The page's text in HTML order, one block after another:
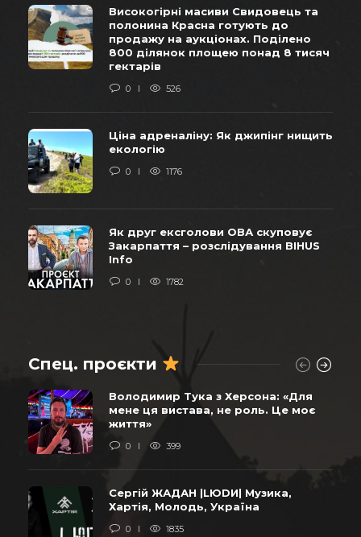
Високогірні масиви Свидовець та
полонина Красна готують до
продажу на аукціонах. Поділено
800 ділянок площею понад 8 тисяч
гектарів
0 526
Ціна адреналіну: Як джипінг нищить
екологію
0 1176
Як друг ексголови ОВА скуповує
Закарпаття – розслідування BIHUS
Info
0 1782
Спец. проєкти
Володимир Тука з Херсона: «Для
мене ця вистава, не роль. Це моє
життя»
0 399
Сергій ЖАДАН |LЮDИ| Музика,
Хартія, Молодь, Україна
0 1835